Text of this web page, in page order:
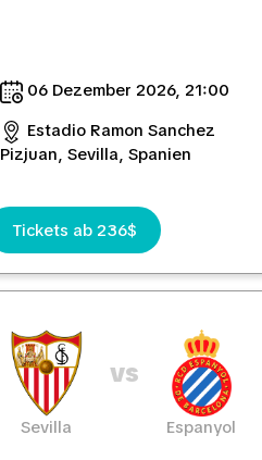
06 Dezember 2026, 21:00
Estadio Ramon Sanchez
Pizjuan, Sevilla, Spanien
Tickets ab 236$
Sevilla
vs
Espanyol